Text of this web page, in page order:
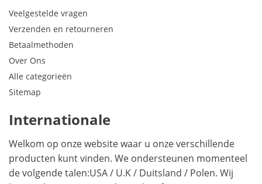
Veelgestelde vragen
Verzenden en retourneren
Betaalmethoden
Over Ons
Alle categorieën
Sitemap
Internationale
Welkom op onze website waar u onze verschillende
producten kunt vinden. We ondersteunen momenteel
de volgende talen:USA/ U.K/ Duitsland / Polen. Wij